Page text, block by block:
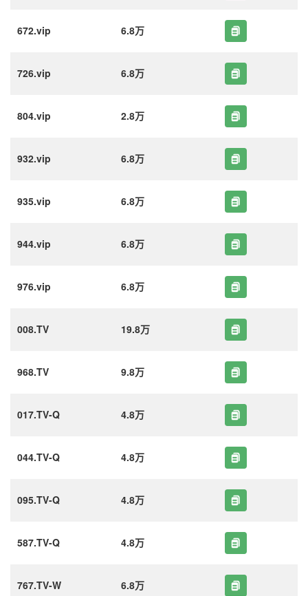
672.vip 6.8万
726.vip 6.8万
804.vip 2.8万
932.vip 6.8万
935.vip 6.8万
944.vip 6.8万
976.vip 6.8万
008.TV 19.8万
968.TV 9.8万
017.TV-Q 4.8万
044.TV-Q 4.8万
095.TV-Q 4.8万
587.TV-Q 4.8万
767.TV-W 6.8万